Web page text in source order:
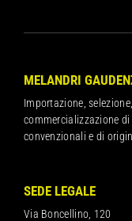
MELANDRI
Importazione,
commercializzazione di
convenzionali e di
SEDE LEGALE
Via Boncellino, 120